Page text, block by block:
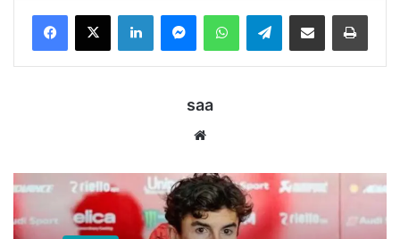
LinkedInMessengerWhatsAppTelegramBagikan melalui Email Cetak
saa